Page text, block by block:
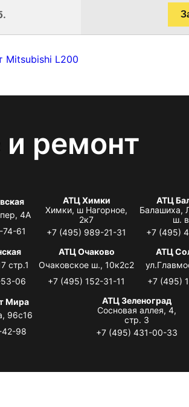
Mitsubishi L200
ремонт
4А
61
АТЦ Химки
Химки, ш Нагорное,
2к7
+7 (495) 989-21-31
АТЦ
Балашиха,
ш.
+7 (495)
стр.1
06
АТЦ Очаково
Очаковское ш., 10к2с2
+7 (495) 152-31-11
АТЦ
+7 (495)
Мира
96с16
42-98
АТЦ Зеленоград
Сосновая аллея, 4,
стр. 3
+7 (495) 431-00-33